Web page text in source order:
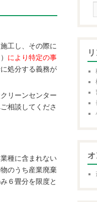
工し、その際に
により特定の事
処分する義務が
リーンセンター
相談してくださ
種に含まれない
のうち産業廃棄
６畳分を限度と